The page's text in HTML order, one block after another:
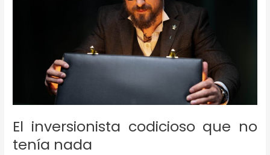
El inversionista codicioso que no
tenía nada